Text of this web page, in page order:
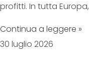
profitti. In tutta Europa,
Continua a leggere »
30 luglio 2026